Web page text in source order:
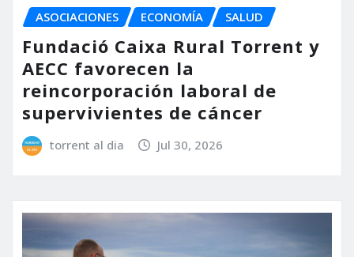
ASOCIACIONES ECONOMÍA SALUD
Fundació Caixa Rural Torrent y
AECC favorecen la
reincorporación laboral de
supervivientes de cáncer
torrent al dia Jul 30, 2026